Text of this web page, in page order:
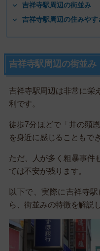
吉祥寺駅周辺の街並み
吉祥寺駅周辺の住みやす
吉祥寺駅周辺の街並み
吉祥寺駅周辺は非常に栄
利です。
徒歩7分ほどで「井の頭
を身近に感じることもで
ただ、人が多く粗暴事件
ては不安が残ります。
以下で、実際に吉祥寺
ら、街並みの特徴を解説